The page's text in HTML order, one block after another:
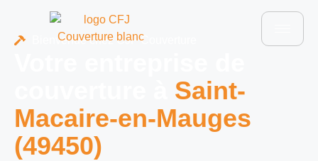
Bienvenue chez CJF Couverture
Saint-
Macaire-en-Mauges
(49450)